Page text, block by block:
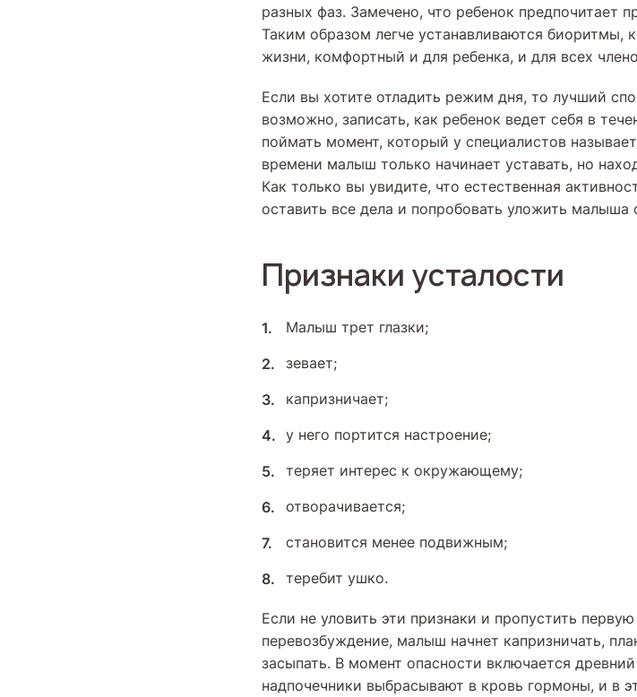
разных фаз. Замечено, что ребенок предпочитает
Таким образом легче устанавливаются биоритмы,
жизни, комфортный и для ребенка, и для всех
Если вы хотите отладить режим дня, то лучший
возможно, записать, как ребенок ведет себя в
поймать момент, который у специалистов
времени малыш только начинает уставать, но
Как только вы увидите, что естественная
оставить все дела и попробовать уложить малыша
Признаки усталости
Малыш трет глазки;
зевает;
капризничает;
у него портится настроение;
теряет интерес к окружающему;
отворачивается;
становится менее подвижным;
теребит ушко.
Если не уловить эти признаки и пропустить
перевозбуждение, малыш начнет капризничать,
засыпать. В момент опасности включается
надпочечники выбрасывают в кровь гормоны, и в